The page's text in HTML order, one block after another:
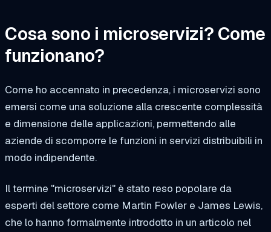
Cosa sono i microservizi? Come
funzionano?
Come ho accennato in precedenza, i microservizi sono
emersi come una soluzione alla crescente complessità
e dimensione delle applicazioni, permettendo alle
aziende di scomporre le funzioni in servizi distribuibili in
modo indipendente.
Il termine "microservizi" è stato reso popolare da
esperti del settore come Martin Fowler e James Lewis,
che lo hanno formalmente introdotto in un articolo nel